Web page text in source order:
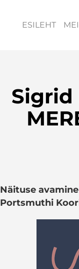
ESILEHT
Sigrid
Näituse
Portsmuthi